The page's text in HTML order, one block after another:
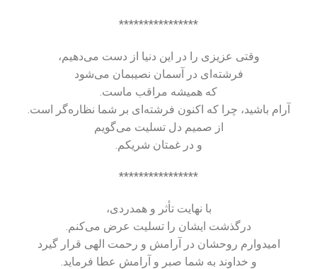
****************
وقتی عزیزی را در این دنیا از دست می‌دهیم،
فرشته‌ای در آسمان نصیبمان می‌شود
که همیشه مراقب ماست.
آرام باشید، چرا که اکنون فرشته‌ای بر شما نظاره‌گر است.
از صمیم دل تسلیت می‌گویم
و در غمتان شریکم.
****************
با نهایت تأثر و همدردی،
درگذشت ایشان را تسلیت عرض می‌کنم.
امیدوارم روحشان در آرامش و رحمت الهی قرار گیرد
و خداوند به شما صبر و آرامش عطا فرماید.